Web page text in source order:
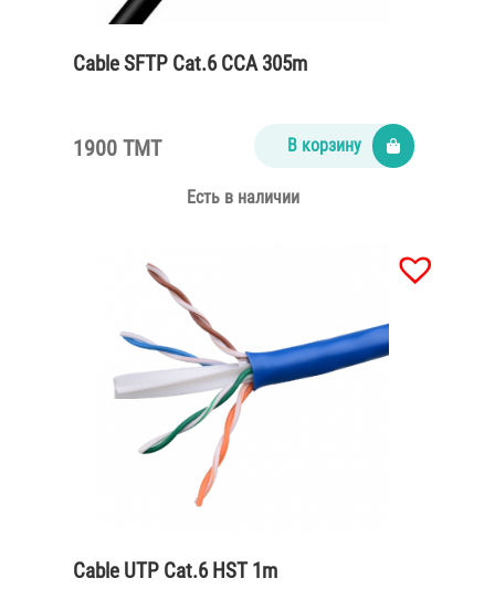
Cable SFTP Cat.6 CCA 305m
1900 TMT В корзину
Есть в наличии
Cable UTP Cat.6 HST 1m